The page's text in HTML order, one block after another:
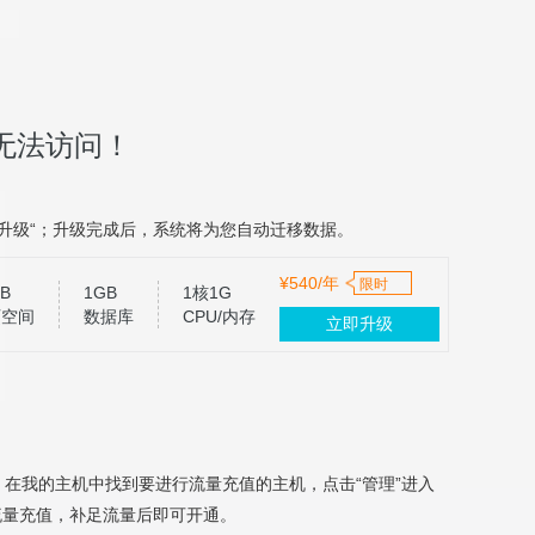
访问！
“；升级完成后，系统将为您自动迁移数据。
间
1GB
数据库
1核1G
CPU/内存
¥540/年 限时
立即升级
在我的主机中找到要进行流量充值的主机，点击“管理”进入
充值，补足流量后即可开通。